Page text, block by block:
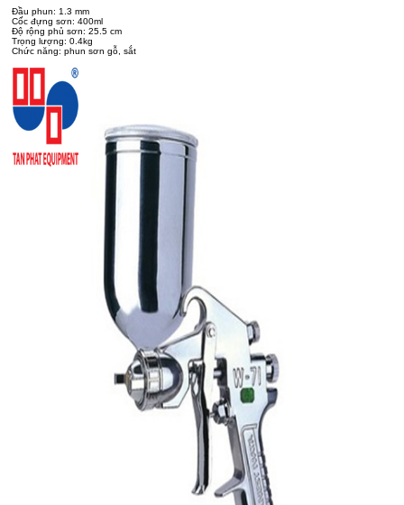
Đầu phun: 1.3 mm
Cốc đựng sơn: 400ml
Độ rộng phủ sơn: 25.5 cm
Trọng lượng: 0.4kg
Chức năng: phun sơn gỗ, sắt